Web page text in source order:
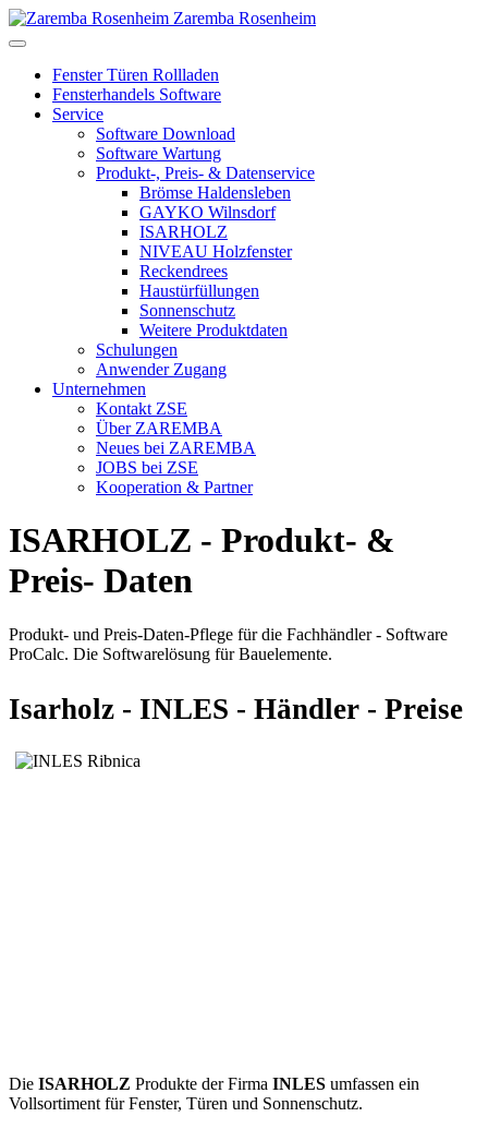
Zaremba Rosenheim
Fenster Türen Rollladen
Fensterhandels Software
Service
Software Download
Software Wartung
Produkt-, Preis- & Datenservice
Brömse Haldensleben
GAYKO Wilnsdorf
ISARHOLZ
NIVEAU Holzfenster
Reckendrees
Haustürfüllungen
Sonnenschutz
Weitere Produktdaten
Schulungen
Anwender Zugang
Unternehmen
Kontakt ZSE
Über ZAREMBA
Neues bei ZAREMBA
JOBS bei ZSE
Kooperation & Partner
ISARHOLZ - Produkt- &
Preis- Daten
Produkt- und Preis-Daten-Pflege für die Fachhändler - Software
ProCalc. Die Softwarelösung für Bauelemente.
Isarholz - INLES - Händler - Preise
Die ISARHOLZ Produkte der Firma INLES umfassen ein
Vollsortiment für Fenster, Türen und Sonnenschutz.